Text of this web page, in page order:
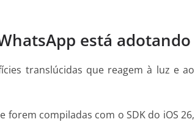
está adotando
translúcidas que reagem à luz e ao
compiladas com o SDK do iOS 26,